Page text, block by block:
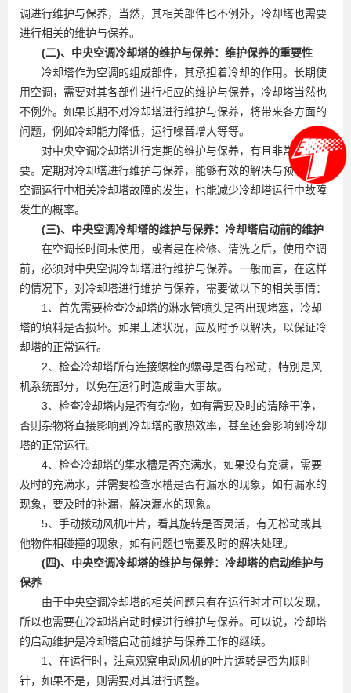
调进行维护与保养，当然，其相关部件也不例外，冷却塔也需要
进行相关的维护与保养。
(二)、中央空调冷却塔的维护与保养：维护保养的重要性
冷却塔作为空调的组成部件，其承担着冷却的作用。长期使
用空调，需要对其各部件进行相应的维护与保养，冷却塔当然也
不例外。如果长期不对冷却塔进行维护与保养，将带来各方面的
问题，例如冷却能力降低，运行噪音增大等等。
对中央空调冷却塔进行定期的维护与保养，有且非常有必
要。定期对冷却塔进行维护与保养，能够有效的解决与预防中央
空调运行中相关冷却塔故障的发生，也能减少冷却塔运行中故障
发生的概率。
(三)、中央空调冷却塔的维护与保养：冷却塔启动前的维护
在空调长时间未使用，或者是在检修、清洗之后，使用空调
前，必须对中央空调冷却塔进行维护与保养。一般而言，在这样
的情况下，对冷却塔进行维护与保养，需要做以下的相关事情：
1、首先需要检查冷却塔的淋水管喷头是否出现堵塞，冷却
塔的填料是否损坏。如果上述状况，应及时予以解决，以保证冷
却塔的正常运行。
2、检查冷却塔所有连接螺栓的螺母是否有松动，特别是风
机系统部分，以免在运行时造成重大事故。
3、检查冷却塔内是否有杂物，如有需要及时的清除干净，
否则杂物将直接影响到冷却塔的散热效率，甚至还会影响到冷却
塔的正常运行。
4、检查冷却塔的集水槽是否充满水，如果没有充满，需要
及时的充满水，并需要检查水槽是否有漏水的现象，如有漏水的
现象，要及时的补漏，解决漏水的现象。
5、手动拨动风机叶片，看其旋转是否灵活，有无松动或其
他物件相碰撞的现象，如有问题也需要及时的解决处理。
(四)、中央空调冷却塔的维护与保养：冷却塔的启动维护与
保养
由于中央空调冷却塔的相关问题只有在运行时才可以发现，
所以也需要在冷却塔启动时候进行维护与保养。可以说，冷却塔
的启动维护是冷却塔启动前维护与保养工作的继续。
1、在运行时，注意观察电动风机的叶片运转是否为顺时
针，如果不是，则需要对其进行调整。